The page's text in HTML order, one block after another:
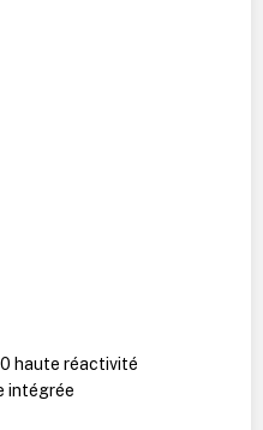
haute réactivité
intégrée